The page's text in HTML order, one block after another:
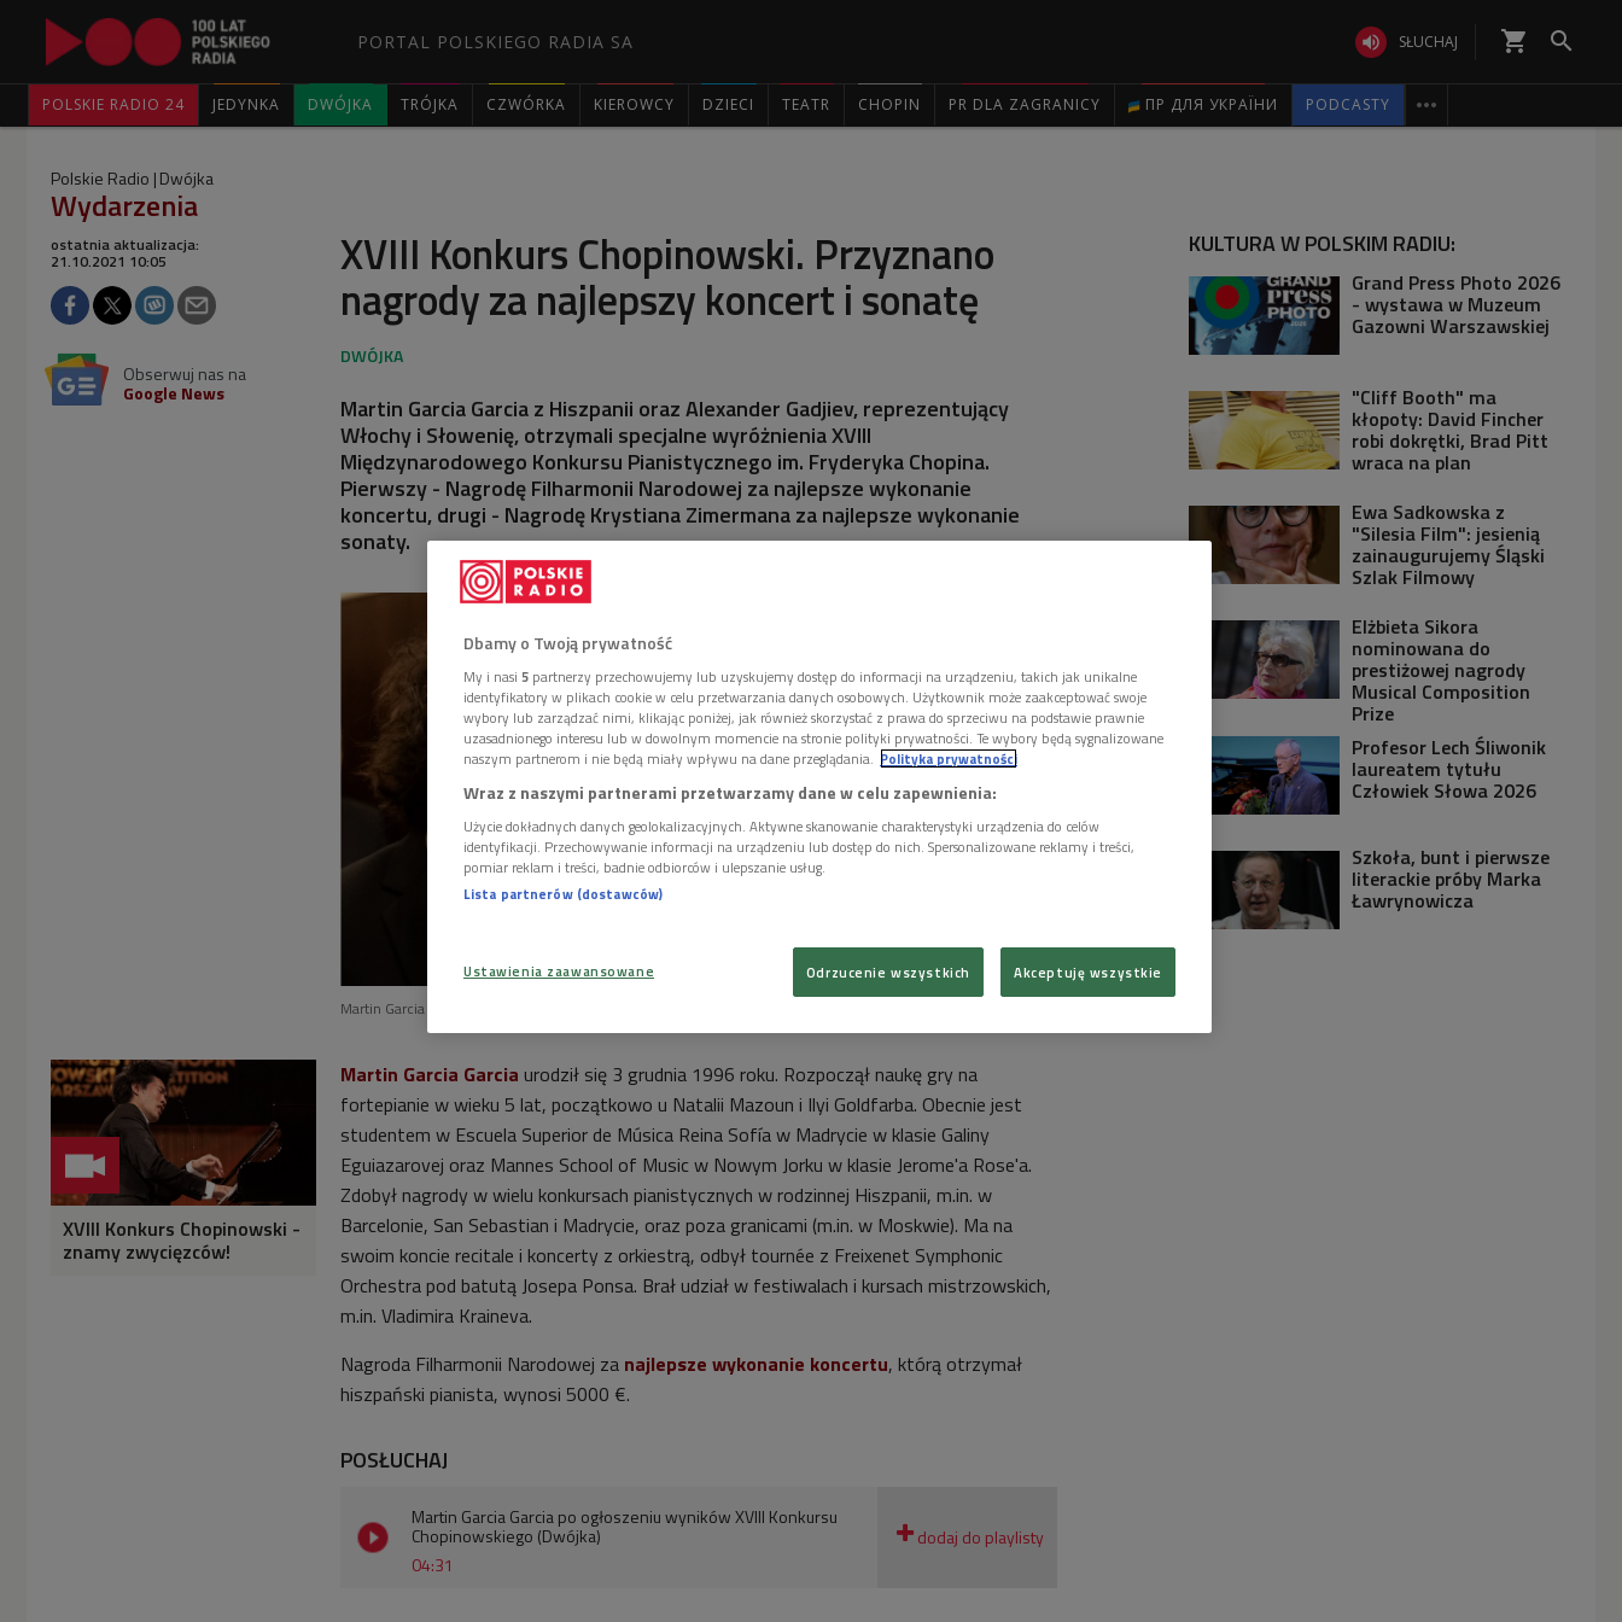
PORTAL POLSKIEGO RADIA SA  SŁUCHAJ shopping_cart 
POLSKIE RADIO 24 JEDYNKA DWÓJKA TRÓJKA CZWÓRKA KIEROWCY DZIECI TEATR CHOPIN PR DLA ZAGRANICY ПР ДЛЯ УКРАЇНИ PODCASTY 
Polskie Radio Dwójka
Wydarzenia
XVIII Konkurs Chopinowski. Przyznano
nagrody za najlepszy koncert i sonatę
ostatnia aktualizacja:
21.10.2021 10:05
Obserwuj nas na
Google News
Martin Garcia Garcia z Hiszpanii oraz Alexander Gadjiev, reprezentujący
Włochy i Słowenię, otrzymali specjalne wyróżnienia XVIII
Międzynarodowego Konkursu Pianistycznego im. Fryderyka Chopina.
Pierwszy - Nagrodę Filharmonii Narodowej za najlepsze wykonanie
koncertu, drugi - Nagrodę Krystiana Zimermana za najlepsze wykonanie
sonaty.
Martin Garcia Garcia (L) i Alexander Gadjiev (P)
XVIII Konkurs Chopinowski -
znamy zwycięzców!
Martin Garcia Garcia urodził się 3 grudnia 1996 roku. Rozpoczął naukę gry na
fortepianie w wieku 5 lat, początkowo u Natalii Mazoun i Ilyi Goldfarba. Obecnie jest
studentem w Escuela Superior de Música Reina Sofía w Madrycie w klasie Galiny
Eguiazarovej oraz Mannes School of Music w Nowym Jorku w klasie Jerome'a Rose'a.
Zdobył nagrody w wielu konkursach pianistycznych w rodzinnej Hiszpanii, m.in. w
Barcelonie, San Sebastian i Madrycie, oraz poza granicami (m.in. w Moskwie). Ma na
swoim koncie recitale i koncerty z orkiestrą, odbył tournée z Freixenet Symphonic
Orchestra pod batutą Josepa Ponsa. Brał udział w festiwalach i kursach mistrzowskich,
m.in. Vladimira Kraineva.
Nagroda Filharmonii Narodowej za najlepsze wykonanie koncertu, którą otrzymał
hiszpański pianista, wynosi 5000 €.
POSŁUCHAJ
04:31
Martin Garcia Garcia po ogłoszeniu wyników XVIII Konkursu
Chopinowskiego (Dwójka)
KULTURA W POLSKIM RADIU:
Grand Press Photo 2026
- wystawa w Muzeum
Gazowni Warszawskiej
"Cliff Booth" ma
kłopoty: David Fincher
robi dokrętki, Brad Pitt
wraca na plan
Ewa Sadkowska z
"Silesia Film": jesienią
zainaugurujemy Śląski
Szlak Filmowy
Elżbieta Sikora
nominowana do
prestiżowej nagrody
Musical Composition
Prize
Profesor Lech Śliwonik
laureatem tytułu
Człowiek Słowa 2026
Szkoła, bunt i pierwsze
literackie próby Marka
Ławrynowicza
Dbamy o Twoją prywatność
My i nasi 5 partnerzy przechowujemy lub uzyskujemy dostęp do informacji na urządzeniu, takich jak unikalne
identyfikatory w plikach cookie w celu przetwarzania danych osobowych. Użytkownik może zaakceptować swoje
wybory lub zarządzać nimi, klikając poniżej, jak również skorzystać z prawa do sprzeciwu na podstawie prawnie
uzasadnionego interesu lub w dowolnym momencie na stronie polityki prywatności. Te wybory będą sygnalizowane
naszym partnerom i nie będą miały wpływu na dane przeglądania. Polityka prywatności
Wraz z naszymi partnerami przetwarzamy dane w celu zapewnienia:
Użycie dokładnych danych geolokalizacyjnych. Aktywne skanowanie charakterystyki urządzenia do celów
identyfikacji. Przechowywanie informacji na urządzeniu lub dostęp do nich. Spersonalizowane reklamy i treści,
pomiar reklam i treści, badnie odbiorców i ulepszanie usług.
Lista partnerów (dostawców)
Ustawienia zaawansowane Odrzucenie wszystkich Akceptuję wszystkie